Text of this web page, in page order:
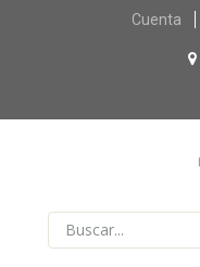
Cuenta